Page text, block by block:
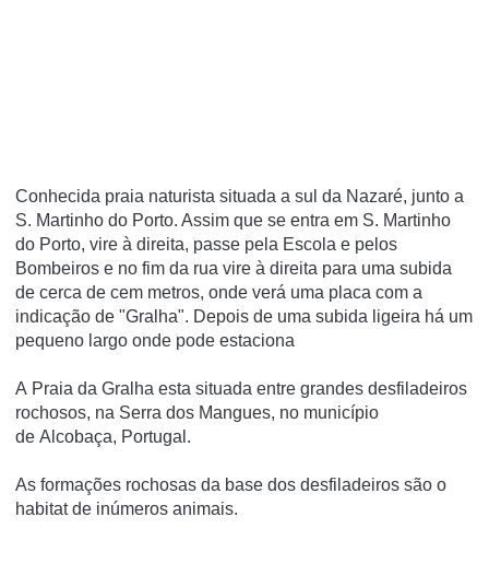
Conhecida praia naturista situada a sul da Nazaré, junto a
S. Martinho do Porto. Assim que se entra em S. Martinho
do Porto, vire à direita, passe pela Escola e pelos
Bombeiros e no fim da rua vire à direita para uma subida
de cerca de cem metros, onde verá uma placa com a
indicação de "Gralha". Depois de uma subida ligeira há um
pequeno largo onde pode estaciona
A Praia da Gralha esta situada entre grandes desfiladeiros
rochosos, na Serra dos Mangues, no município
de Alcobaça, Portugal.
As formações rochosas da base dos desfiladeiros são o
habitat de inúmeros animais.